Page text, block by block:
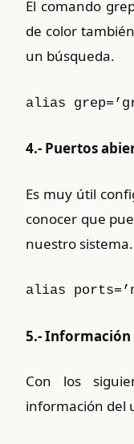
El comando
de color
un búsqueda.
alias
4.- Puertos
Es muy útil
conocer que
nuestro sistema.
alias
5.- Información
Con los
información del